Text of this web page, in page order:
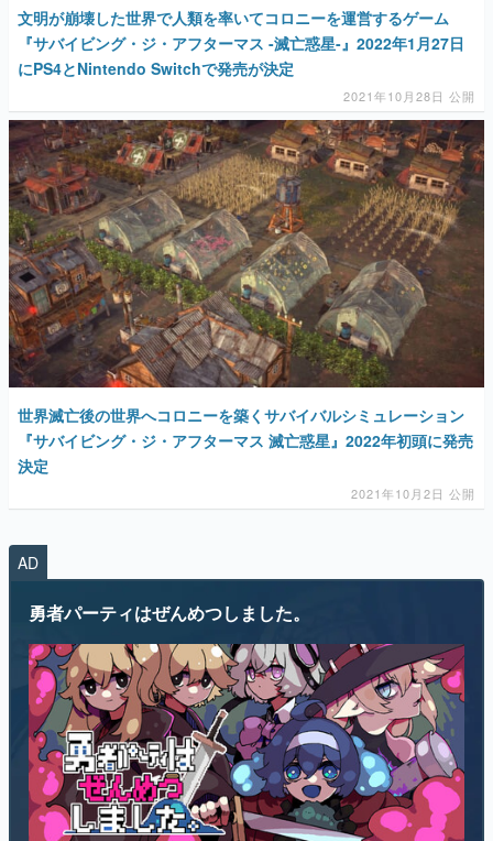
文明が崩壊した世界で人類を率いてコロニーを運営するゲーム
『サバイビング・ジ・アフターマス -滅亡惑星-』2022年1月27日
にPS4とNintendo Switchで発売が決定
2021年10月28日 公開
世界滅亡後の世界へコロニーを築くサバイバルシミュレーション
『サバイビング・ジ・アフターマス 滅亡惑星』2022年初頭に発売
決定
2021年10月2日 公開
AD
勇者パーティはぜんめつしました。